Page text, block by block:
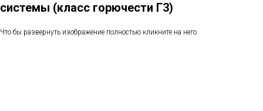
системы (класс горючести Г3)
Что бы развернуть изображение полностью кликните на него